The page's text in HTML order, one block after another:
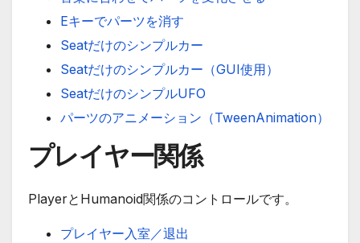
Eキーでパーツを消す
Seatだけのシンプルカー
Seatだけのシンプルカー（GUI使用）
SeatだけのシンプルUFO
パーツのアニメーション（TweenAnimation）
プレイヤー関係
PlayerとHumanoid関係のコントロールです。
プレイヤー入室／退出